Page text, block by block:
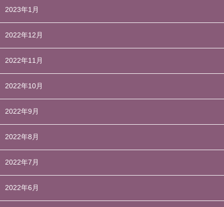
2023年1月
2022年12月
2022年11月
2022年10月
2022年9月
2022年8月
2022年7月
2022年6月